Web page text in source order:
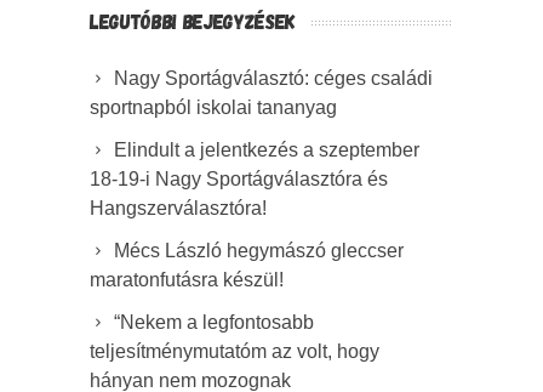
LEGUTÓBBI BEJEGYZÉSEK
Nagy Sportágválasztó: céges családi
sportnapból iskolai tananyag
Elindult a jelentkezés a szeptember
18-19-i Nagy Sportágválasztóra és
Hangszerválasztóra!
Mécs László hegymászó gleccser
maratonfutásra készül!
“Nekem a legfontosabb
teljesítménymutatóm az volt, hogy
hányan nem mozognak